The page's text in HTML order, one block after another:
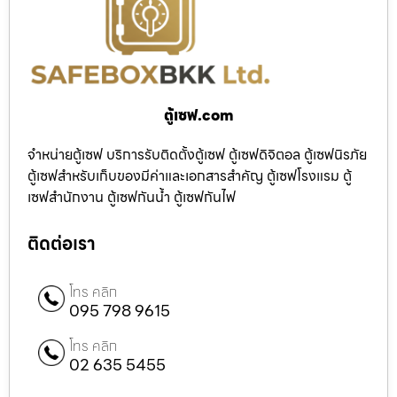
ตู้เซฟ.com
จำหน่ายตู้เซฟ บริการรับติดตั้งตู้เซฟ ตู้เซฟดิจิตอล ตู้เซฟนิรภัย
ตู้เซฟสำหรับเก็บของมีค่าและเอกสารสำคัญ ตู้เซฟโรงแรม ตู้
เซฟสำนักงาน ตู้เซฟกันน้ำ ตู้เซฟกันไฟ
ติดต่อเรา
โทร คลิก
095 798 9615
โทร คลิก
02 635 5455